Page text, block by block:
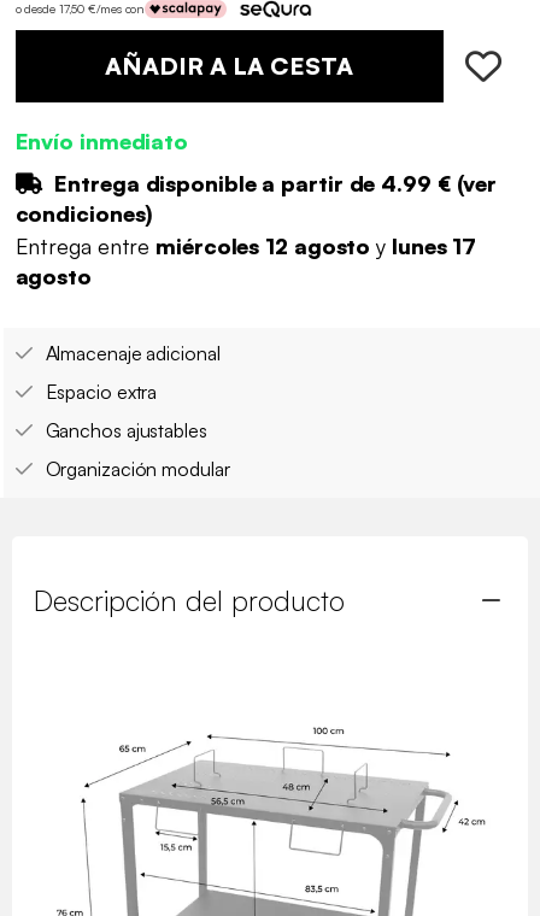
o desde 17,50 €/mes con
AÑADIR A LA CESTA
Envío inmediato
Entrega disponible a partir de 4.99 €(ver
condiciones)
Entrega entre miércoles 12 agostoy lunes 17
agosto
Almacenaje adicional
Espacio extra
Ganchos ajustables
Organización modular
Descripción del producto